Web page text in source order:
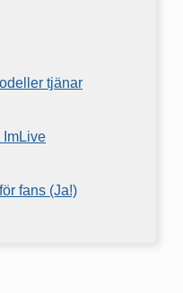
tjänar
ImLive
fans (Ja!)